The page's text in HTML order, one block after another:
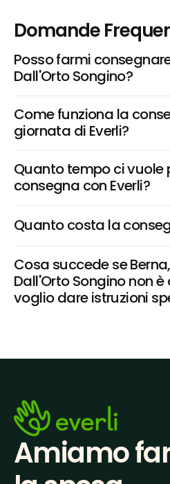
Domande
Posso farmi
Dall'Orto Songino?
Come funziona la
giornata di Everli?
Quanto tempo ci vuole
consegna con Everli?
Quanto costa la
Cosa succede se
Dall'Orto Songino non
voglio dare istruzioni
Amiamo